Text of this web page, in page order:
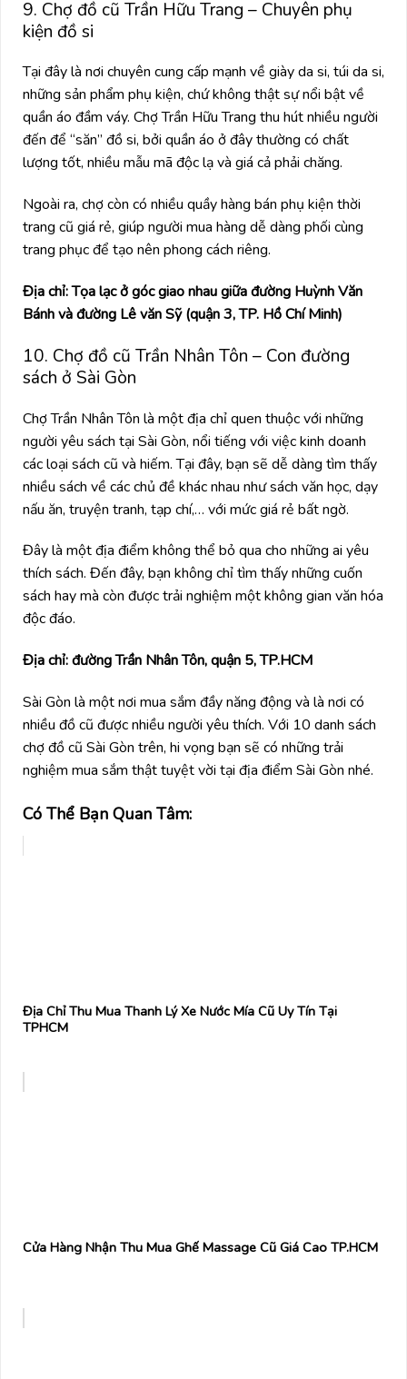
9. Chợ đồ cũ Trần Hữu Trang – Chuyên phụ
kiện đồ si
Tại đây là nơi chuyên cung cấp mạnh về giày da si, túi da si,
những sản phẩm phụ kiện, chứ không thật sự nổi bật về
quần áo đầm váy. Chợ Trần Hữu Trang thu hút nhiều người
đến để “săn” đồ si, bởi quần áo ở đây thường có chất
lượng tốt, nhiều mẫu mã độc lạ và giá cả phải chăng.
Ngoài ra, chợ còn có nhiều quầy hàng bán phụ kiện thời
trang cũ giá rẻ, giúp người mua hàng dễ dàng phối cùng
trang phục để tạo nên phong cách riêng.
Địa chỉ: Tọa lạc ở góc giao nhau giữa đường Huỳnh Văn
Bánh và đường Lê văn Sỹ (quận 3, TP. Hồ Chí Minh)
10. Chợ đồ cũ Trần Nhân Tôn – Con đường
sách ở Sài Gòn
Chợ Trần Nhân Tôn là một địa chỉ quen thuộc với những
người yêu sách tại Sài Gòn, nổi tiếng với việc kinh doanh
các loại sách cũ và hiếm. Tại đây, bạn sẽ dễ dàng tìm thấy
nhiều sách về các chủ đề khác nhau như sách văn học, dạy
nấu ăn, truyện tranh, tạp chí,… với mức giá rẻ bất ngờ.
Đây là một địa điểm không thể bỏ qua cho những ai yêu
thích sách. Đến đây, bạn không chỉ tìm thấy những cuốn
sách hay mà còn được trải nghiệm một không gian văn hóa
độc đáo.
Địa chỉ: đường Trần Nhân Tôn, quận 5, TP.HCM
Sài Gòn là một nơi mua sắm đầy năng động và là nơi có
nhiều đồ cũ được nhiều người yêu thích. Với 10 danh sách
chợ đồ cũ Sài Gòn trên, hi vọng bạn sẽ có những trải
nghiệm mua sắm thật tuyệt vời tại địa điểm Sài Gòn nhé.
Có Thể Bạn Quan Tâm:
Địa Chỉ Thu Mua Thanh Lý Xe Nước Mía Cũ Uy Tín Tại
TPHCM
Cửa Hàng Nhận Thu Mua Ghế Massage Cũ Giá Cao TP.HCM